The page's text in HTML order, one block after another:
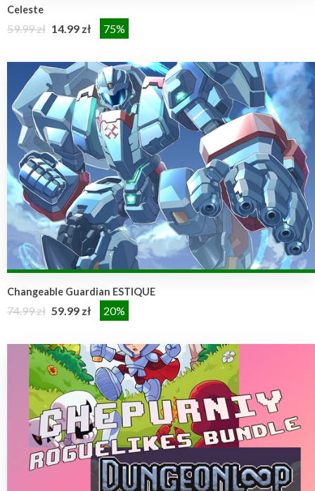
Celeste
59.99 zł 14.99 zł 75%
Changeable Guardian ESTIQUE
74.99 zł 59.99 zł 20%